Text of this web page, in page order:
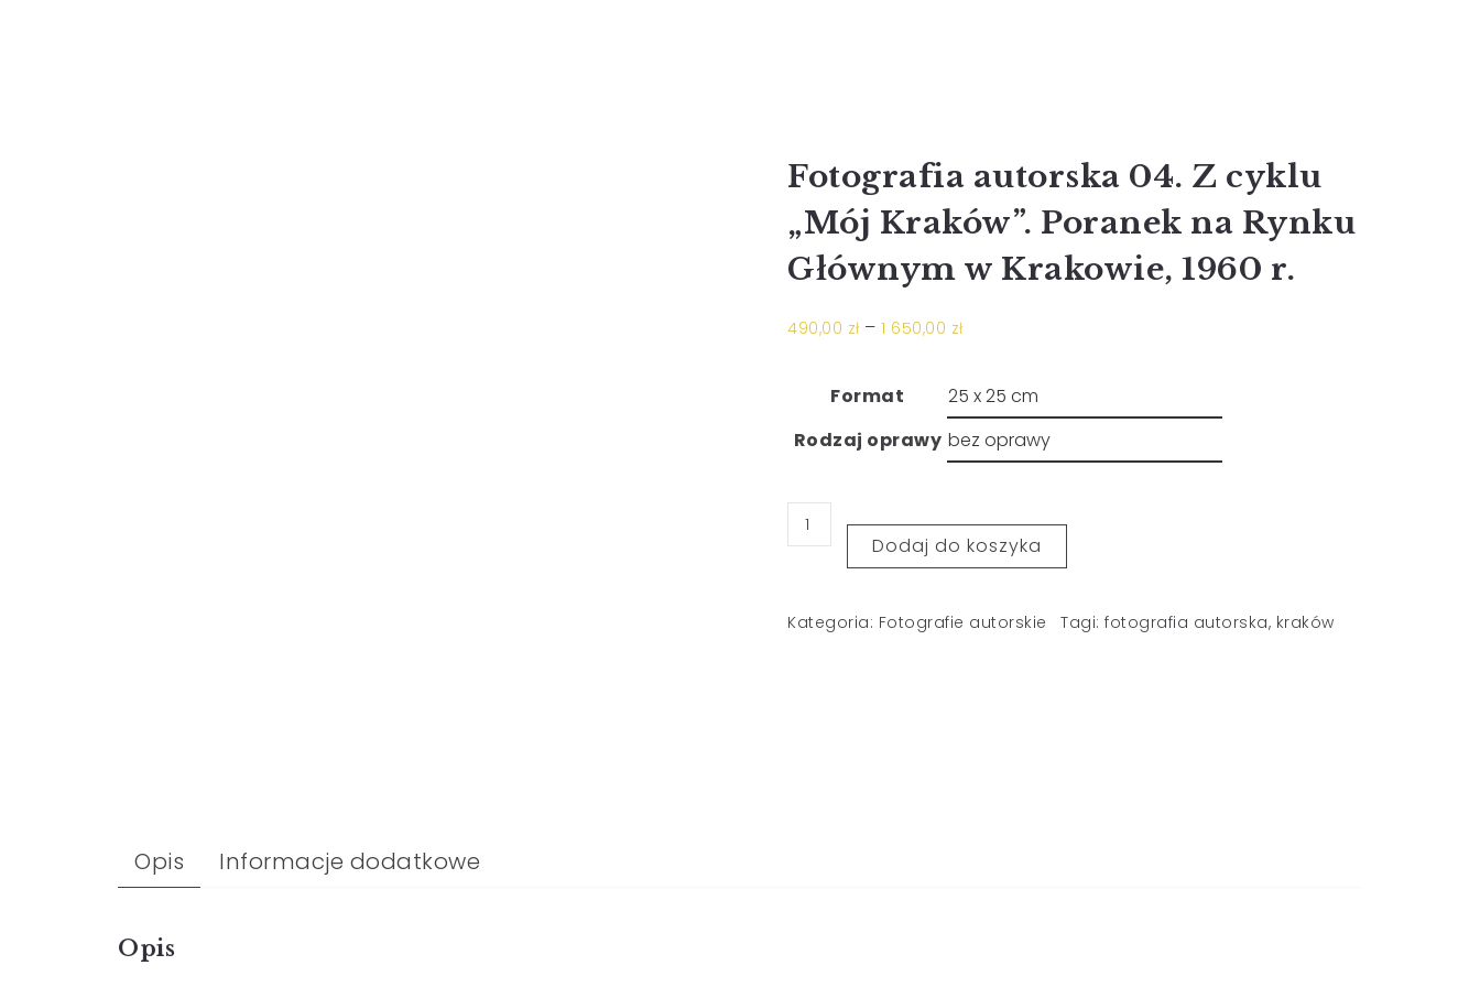
Fotografia autorska 04. Z cyklu
„Mój Kraków”. Poranek na Rynku
Głównym w Krakowie, 1960 r.
490,00 zł–1 650,00 zł
Format
Rodzaj oprawy
Dodaj do koszyka
Kategoria: Fotografie autorskie Tagi:fotografia autorska, kraków
Opis Informacje dodatkowe
Opis